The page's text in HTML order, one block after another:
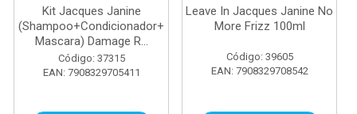
Kit Jacques Janine
(Shampoo+Condicionador+
Mascara) Damage R...
Código: 37315
EAN: 7908329705411
Leave In Jacques Janine No
More Frizz 100ml
Código: 39605
EAN: 7908329708542